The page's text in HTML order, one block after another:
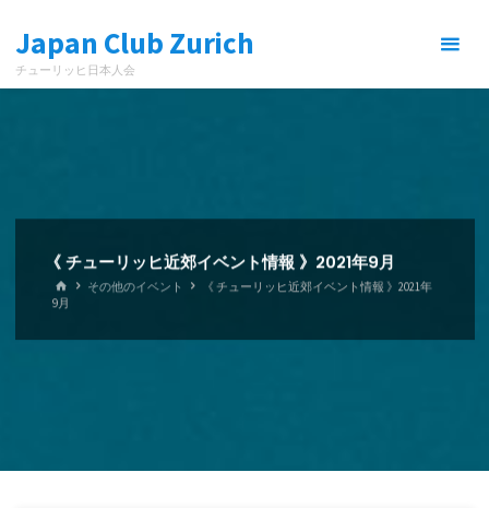
ン
Japan Club Zurich
チューリッヒ日本人会
《 チューリッヒ近郊イベント情報 》2021年9月
ホ その他のイベント
《 チューリッヒ近郊イベント情報 》2021年
9月